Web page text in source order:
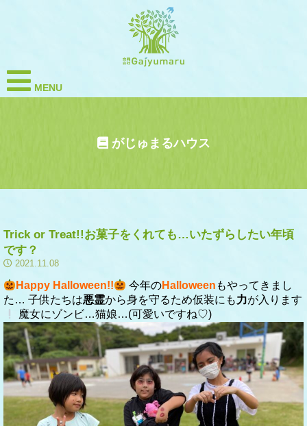
MENU
がじゅまるハウス
Trick or Treat!!お菓子をくれても…いたずらしたい年頃
です？
2021.11.08
Happy Halloween!! 今年のHalloween もやってきまし
た… 子供たちは悪霊から身を守るため仮装にも力が入ります
魔女にゾンビ…猫娘…(可愛いですね♡)